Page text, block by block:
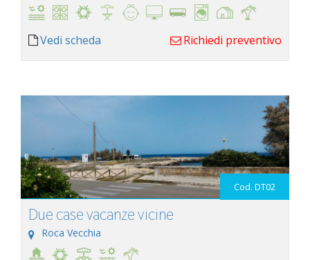
Vedi scheda Richiedi preventivo
Cod. DT02
Due case vacanze vicine
Roca Vecchia